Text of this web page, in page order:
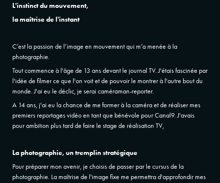
L'instinct du mouvement,
la maîtrise de l'instant
C’est la passion de l’image en mouvement qui m’a menée à la
photographie.
Tout commence à l'âge de 13 ans devant le journal TV. J'étais fascinée par
l'idée de filmer ce que l'on voit et de pouvoir le montrer à l'autre bout du
monde. J'ai eu le déclic, je serai caméraman-reporter.
A 14 ans, j'ai eu la chance de me former à la caméra et de réaliser mes
premiers reportages vidéo en tant que bénévole pour Canal9. J'avais
pour ambition plus tard de faire le stage de réalisation TV,
La photographie, un tremplin stratégique
Pour préparer mon avenir, je choisis de passer par le cursus de la
photographie. La maîtrise de l'image fixe me permettra d'approfondir mes